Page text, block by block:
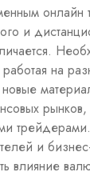
онлайн
и
на
новые
рынков,
и
влияние